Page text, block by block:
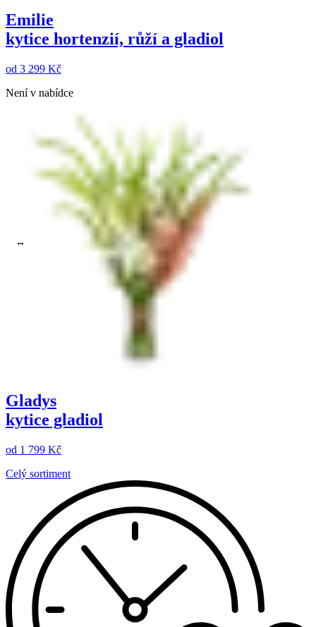
Gladiola
Vyberte barvu
Maximální cena do:
Emilie
kytice hortenzií, růží a gladiol
od 3 299 Kč
Není v nabídce
Gladys
kytice gladiol
od 1 799 Kč
Celý sortiment